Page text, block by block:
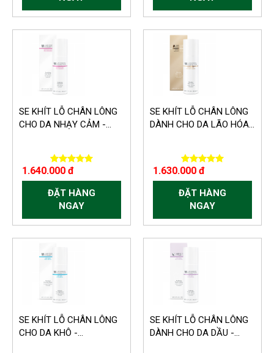
SE KHÍT LỖ CHÂN LÔNG
CHO DA NHẠY CẢM -...
1.640.000 đ
ĐẶT HÀNG
NGAY
SE KHÍT LỖ CHÂN LÔNG
DÀNH CHO DA LÃO HÓA...
1.630.000 đ
ĐẶT HÀNG
NGAY
SE KHÍT LỖ CHÂN LÔNG
CHO DA KHÔ -...
SE KHÍT LỖ CHÂN LÔNG
DÀNH CHO DA DẦU -...